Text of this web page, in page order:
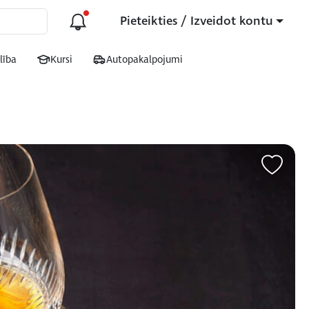
Pieteikties / Izveidot kontu
Kursi Autopakalpojumi